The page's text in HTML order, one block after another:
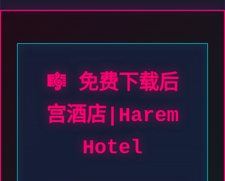
🎼 免费下载后
宫酒店|Harem
Hotel